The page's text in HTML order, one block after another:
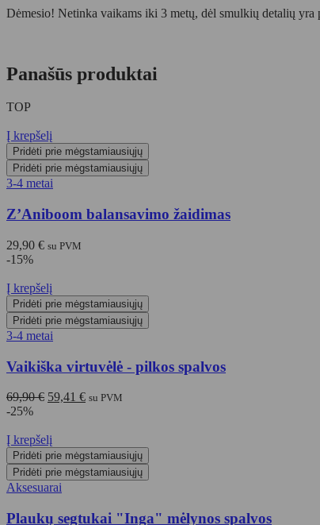
Dėmesio! Netinka vaikams iki 3 metų, dėl smulkių detalių
Panašūs produktai
TOP
Į krepšelį
Pridėti prie mėgstamiausiųjų
Pridėti prie mėgstamiausiųjų
3-4 metai
Z’Aniboom balansavimo žaidimas
29,90 € su PVM
-15%
Į krepšelį
Pridėti prie mėgstamiausiųjų
Pridėti prie mėgstamiausiųjų
3-4 metai
Vaikiška virtuvėlė - pilkos spalvos
69,90€ Original
69,90 €.
59,41 €Current
su PVM
-25%
Į krepšelį
Pridėti prie mėgstamiausiųjų
Pridėti prie mėgstamiausiųjų
Aksesuarai
Plaukų segtukai "Inga" mėlynos spalvos